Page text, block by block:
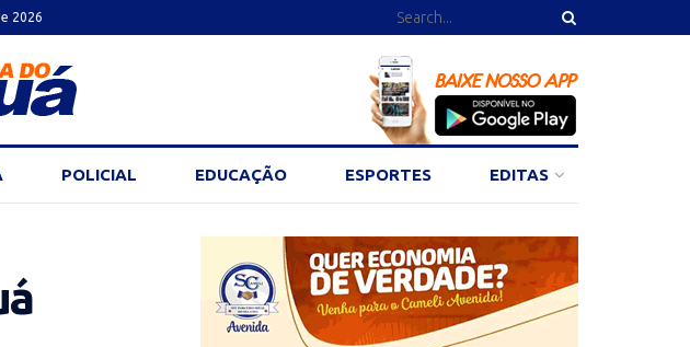
2026
POLICIAL EDUCAÇÃO ESPORTES EDITAS